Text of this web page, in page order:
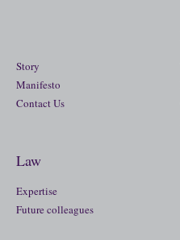
Story
Manifesto
Contact Us
Law
Expertise
Future colleagues